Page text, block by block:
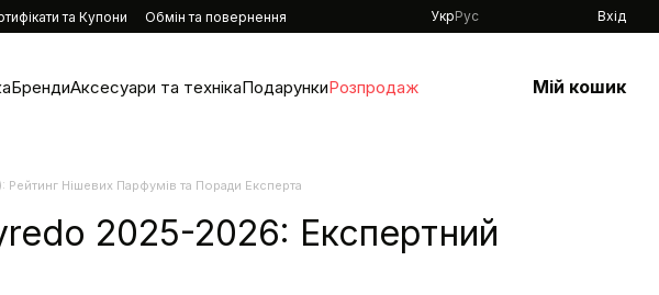
та Купони Обмін та повернення УкрРус Вхід
БрендиАксесуари та технікаПодарункиРозпродаж Мій кошик
Нішевих Парфумів та Поради Експерта
2025-2026: Експертний